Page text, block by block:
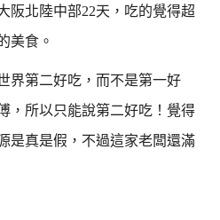
阪北陸中部22天，吃的覺得超
美食。
界第二好吃，而不是第一好
，所以只能說第二好吃！ 覺得
是真是假，不過這家老闆還滿